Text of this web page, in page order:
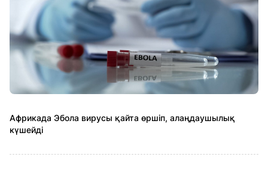
Африкада Эбола вирусы қайта өршіп, алаңдаушылық
күшейді